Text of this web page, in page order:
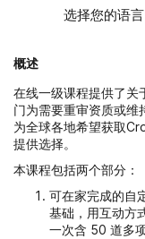
选择您的语
概述
在线一级课程提供了关
门为需要重审资质或
为全球各地希望获取
提供选择。
本课程包括两个部分：
可在家完成的自
基础，用互动方
一次含 50 道多